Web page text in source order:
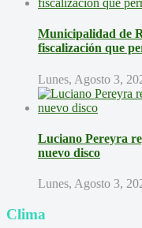
Municipalidad de
fiscalización que
Lunes, Agosto 3,
Luciano Pereyra
nuevo disco
Lunes, Agosto 3,
Clima